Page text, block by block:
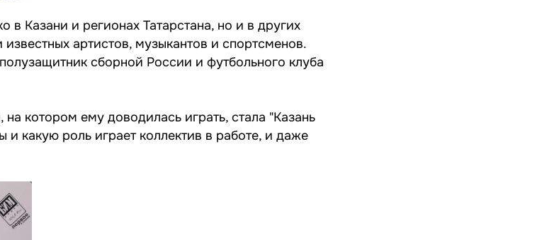
Казани и регионах Татарстана, но и в других
известных артистов, музыкантов и спортсменов.
сборной России и футбольного клуба
котором ему доводилась играть, стала "Казань
какую роль играет коллектив в работе, и даже